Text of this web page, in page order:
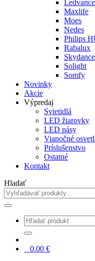
Ledvance
Maxlife
Moes
Nedes
Philips
Rabalux
Skydance
Solight
Somfy
Novinky
Akcie
Výpredaj
Svietidlá
LED žiarovky
LED pásy
Vianočné
Príslušenstvo
Ostatné
Kontakt
Hladať
0.00 €